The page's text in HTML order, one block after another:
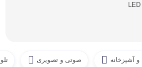
LED
و آشپزخانه صوتی و تصویری